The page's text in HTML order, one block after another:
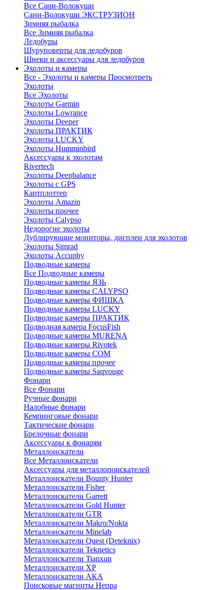
Все Сани-Волокуши
Сани-Волокуши ЭКСТРУЗИОН
Зимняя рыбалка
Все Зимняя рыбалка
Ледобуры
Шуруповерты для ледобуров
Шнеки и аксессуары для ледобуров
Эхолоты и камеры
Все - Эхолоты и камеры Просмотреть
Эхолоты
Все Эхолоты
Эхолоты Garmin
Эхолоты Lowrance
Эхолоты Deeper
Эхолоты ПРАКТИК
Эхолоты LUCKY
Эхолоты Humminbird
Аксессуары к эхолотам
Rivertech
Эхолоты Deepbalance
Эхолоты с GPS
Картплоттер
Эхолоты Amazin
Эхолоты прочее
Эхолоты Calypso
Недорогие эхолоты
Дублирующие мониторы, дисплеи для эхолотов
Эхолоты Simrad
Эхолоты Accuphy
Подводные камеры
Все Подводные камеры
Подводные камеры ЯЗЬ
Подводные камеры CALYPSO
Подводные камеры ФИШКА
Подводные камеры LUCKY
Подводные камеры ПРАКТИК
Подводная камера FocusFish
Подводные камеры MURENA
Подводные камеры Rivotek
Подводные камеры СОМ
Подводные камеры прочее
Подводные камеры Saqvouge
Фонари
Все Фонари
Ручные фонари
Налобные фонари
Кемпинговые фонари
Тактические фонари
Брелочные фонари
Аксессуары к фонарям
Металлоискатели
Все Металлоискатели
Аксессуары для металлопоискателей
Металлоискатели Bounty Hunter
Металлоискатели Fisher
Металлоискатели Garrett
Металлоискатели Gold Hunter
Металлоискатели GTR
Металлоискатели Makro/Nokta
Металлоискатели Minelab
Металлоискатели Quest (Deteknix)
Металлоискатели Teknetics
Металлоискатели Tianxun
Металлоискатели XP
Металлоискатели АКА
Поисковые магниты Непра